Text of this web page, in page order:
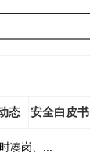
态 安全白皮书
凑岗、...